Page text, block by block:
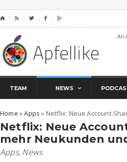
⌂    
An
TEAM NEWS
Home »Apps » Netflix: Neue Account-
Netflix: Neue
mehr Neukunden
Apps, News